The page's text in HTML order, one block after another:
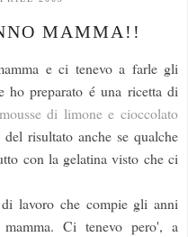
MAMMA!!
e ci tenevo a farle gli
ho preparato é una ricetta di
di limone e cioccolato
risultato anche se qualche
con la gelatina visto che ci
lavoro che compie gli anni
Ci tenevo pero', a